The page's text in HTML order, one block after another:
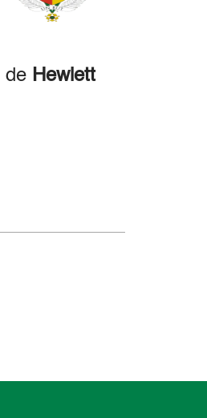
de Hewlett